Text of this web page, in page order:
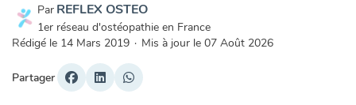
Par REFLEX OSTEO
1er réseau d'ostéopathie en France
Rédigé le 14 Mars 2019 · Mis à jour le 07 Août 2026
Partager